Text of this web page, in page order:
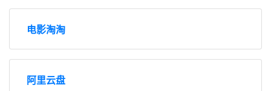
电影淘淘
阿里云盘